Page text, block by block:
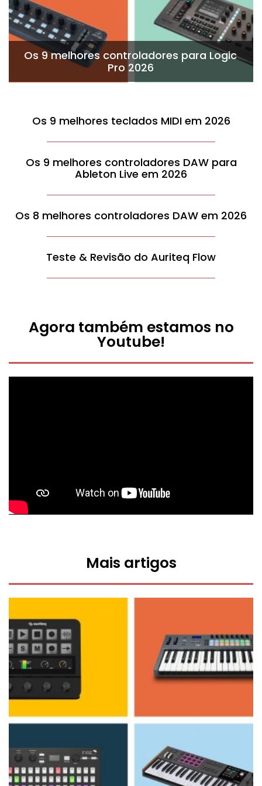
Os 9 melhores controladores para Logic
Pro 2026
Os 9 melhores teclados MIDI em 2026
Os 9 melhores controladores DAW para
Ableton Live em 2026
Os 8 melhores controladores DAW em 2026
Teste & Revisão do Auriteq Flow
Agora também estamos no
Youtube!
Mais artigos